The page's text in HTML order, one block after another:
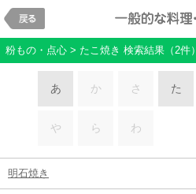
粉もの・点心 > たこ焼き 検索結果（2件）
あ か さ た
や ら わ
明石焼き